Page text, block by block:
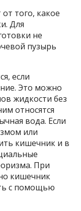
того, какое
Для
не
пузырь
если
Это можно
жидкости без
относятся
вода. Если
или
кишечник и в
При
кишечник
с помощью